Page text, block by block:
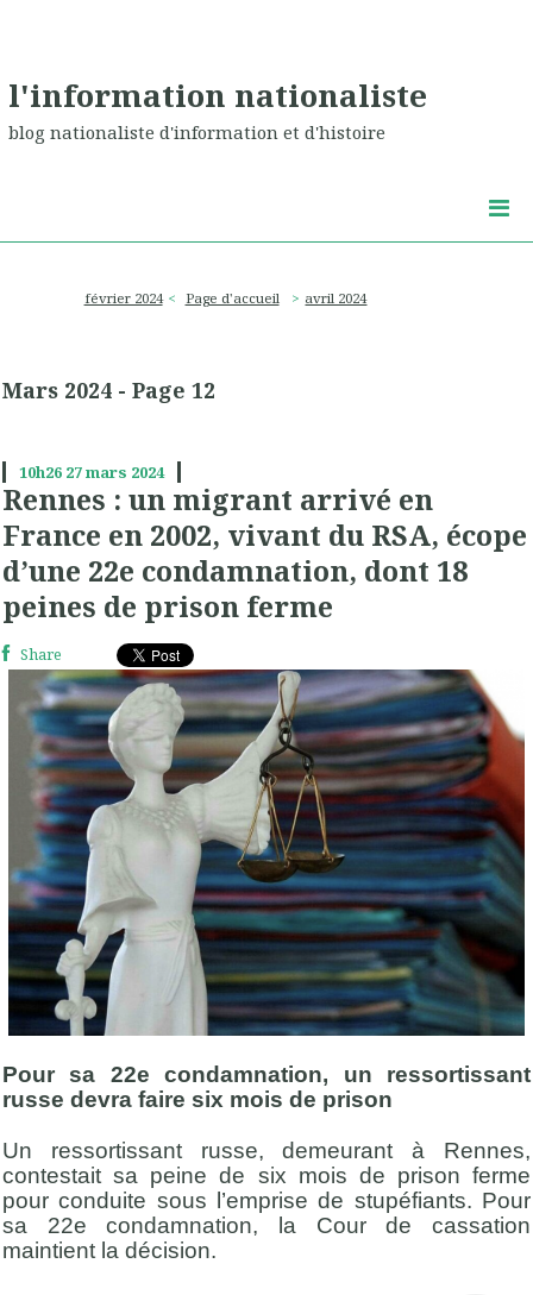
l'information nationaliste
blog nationaliste d'information et d'histoire
février 2024 Page d'accueil avril 2024
Mars 2024 - Page 12
10h26 27mars 2024
Rennes : un migrant arrivé en
France en 2002, vivant du RSA, écope
d’une 22e condamnation, dont 18
peines de prison ferme
Share
Pour sa 22e condamnation, un ressortissant
russe devra faire six mois de prison
Un ressortissant russe, demeurant à Rennes,
contestait sa peine de six mois de prison ferme
pour conduite sous l’emprise de stupéfiants. Pour
sa 22e condamnation, la Cour de cassation
maintient la décision.